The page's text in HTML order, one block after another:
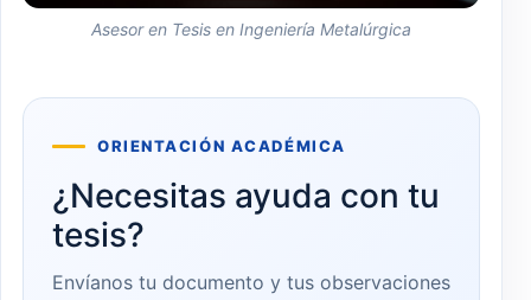
Asesor en Tesis en Ingeniería Metalúrgica
ORIENTACIÓN ACADÉMICA
¿Necesitas ayuda con tu
tesis?
Envíanos tu documento y tus observaciones